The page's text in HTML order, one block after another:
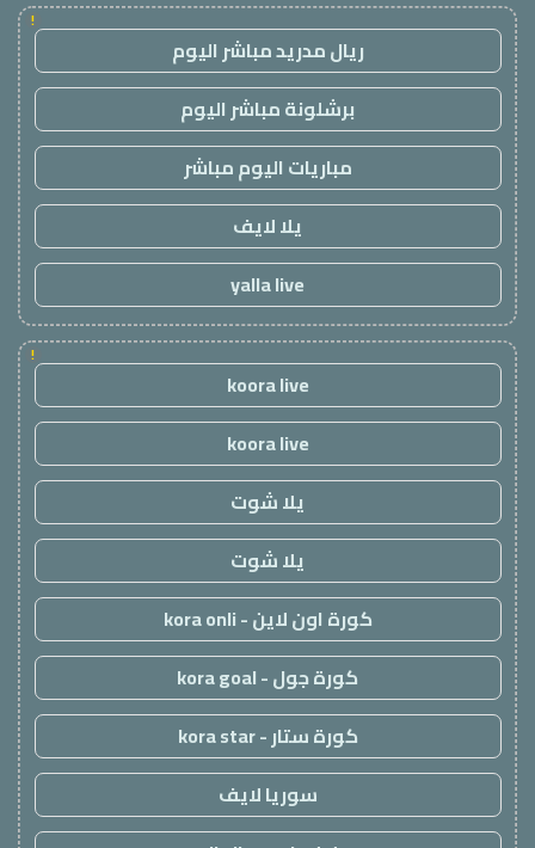
!
ريال مدريد مباشر اليوم
برشلونة مباشر اليوم
مباريات اليوم مباشر
يلا لايف
yalla live
!
koora live
koora live
يلا شوت
يلا شوت
كورة اون لاين - kora onli
كورة جول - kora goal
كورة ستار - kora star
سوريا لايف